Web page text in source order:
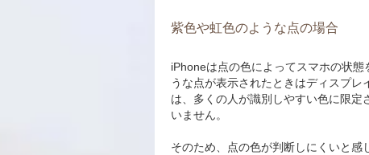
紫色や虹色のような点の場合
iPhoneは点の色によってスマホの状
うな点が表示されたときはディスプ
は、多くの人が識別しやすい色に限
いません。
そのため、点の色が判断しにくいと